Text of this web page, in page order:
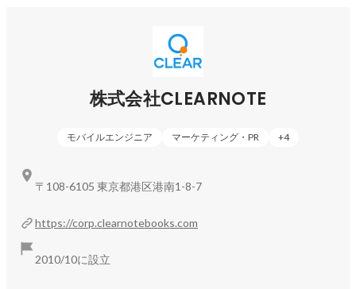
株式会社CLEARNOTE
モバイルエンジニア マーケティング・PR +4
https://corp.clearnotebooks.com
2010/10に設立
〒108-6105 東京都港区港南1-8-7